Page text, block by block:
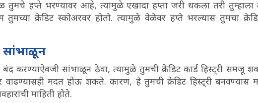
तुमचे हप्ते भरण्यावर आहे, त्यामुळे एखादा हप्ता जरी थकला तरी तुम्हाला
तुमच्या क्रेडिट स्कोअरवर होतो. त्यामुळे वेळेवर हप्ते भरल्यास तुमचा
सांभाळून
बंद करण्याऐवजी सांभाळून ठेवा, त्यामुळे तुमची क्रेडिट कार्ड हिस्ट्री समजू
वाढण्यासही मदत होऊ शकते. कारण, हे तुमची क्रेडिट हिस्ट्री बनवण्यास
माहिती होते.